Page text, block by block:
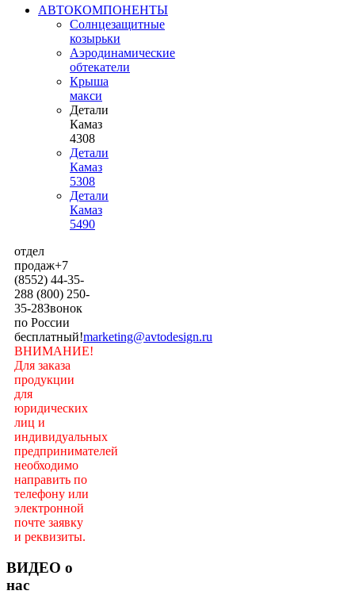
АВТОКОМПОНЕНТЫ
Солнцезащитные
козырьки
Аэродинамические
обтекатели
Крыша
макси
Детали
Камаз
4308
Детали
Камаз
5308
Детали
Камаз
5490
отдел
продаж+7
(8552) 44-35-
288 (800) 250-
35-28Звонок
по России
бесплатный!marketing@avtodesign.ru
ВНИМАНИЕ!
Для заказа
продукции
для
юридических
лиц и
индивидуальных
предпринимателей
необходимо
направить по
телефону или
электронной
почте заявку
и реквизиты.
ВИДЕО о
нас